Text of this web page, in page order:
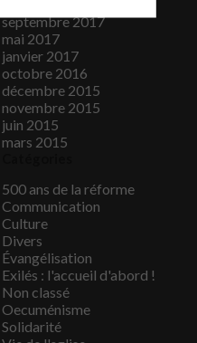
septembre 2017
mai 2017
janvier 2017
octobre 2016
décembre 2015
novembre 2015
juin 2015
mars 2015
500 ans de la réforme
Communication
Culture
Divers
Évangélisation
Exilés : l'accueil d'abord !
Non classé
Oecuménisme
Solidarité